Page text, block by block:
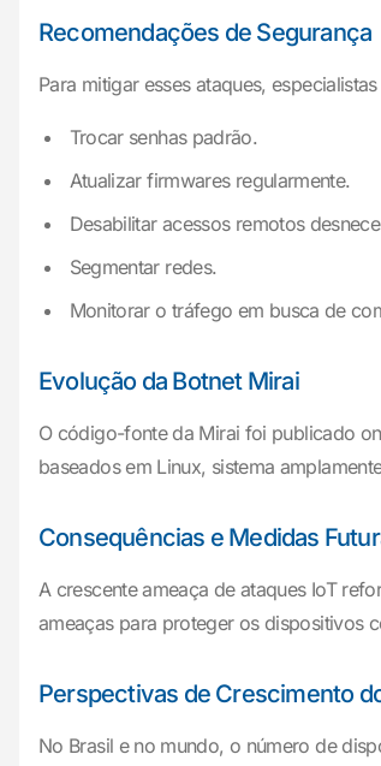
Recomendações de Segurança
Para mitigar esses ataques,
Trocar senhas padrão.
Atualizar firmwares regularmente.
Desabilitar acessos remotos
Segmentar redes.
Monitorar o tráfego em busca de
Evolução da Botnet Mirai
O código-fonte da Mirai foi publicado
baseados em Linux, sistema
Consequências e Medidas
A crescente ameaça de ataques IoT
ameaças para proteger os dispositivos
Perspectivas de Crescimento
No Brasil e no mundo, o número de